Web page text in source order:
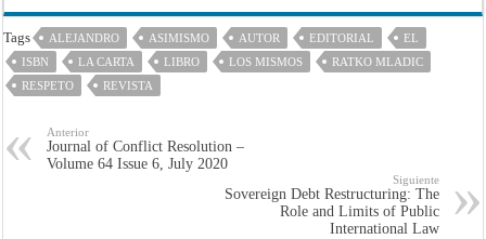
Tags ALEJANDRO ASIMISMO AUTOR EDITORIAL
EL
ISBN
LA CARTA LIBRO LOS MISMOS
RATKO MLADIC
RESPETO
REVISTA
Anterior
Journal of Conflict Resolution –
Volume 64 Issue 6, July 2020
Siguiente
Sovereign Debt Restructuring: The
Role and Limits of Public
International Law